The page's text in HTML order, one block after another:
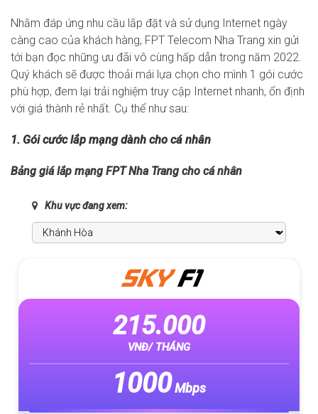
Nhằm đáp ứng nhu cầu lắp đặt và sử dụng Internet ngày
càng cao của khách hàng, FPT Telecom Nha Trang xin gửi
tới bạn đọc những ưu đãi vô cùng hấp dẫn trong năm 2022.
Quý khách sẽ được thoải mái lựa chọn cho mình 1 gói cước
phù hợp, đem lại trải nghiệm truy cập Internet nhanh, ổn định
với giá thành rẻ nhất. Cụ thể như sau:
1. Gói cước lắp mạng dành cho cá nhân
Bảng giá lắp mạng FPT Nha Trang cho cá nhân
Khu vực đang xem:
SKYF1
215.000
VNĐ/ THÁNG
1000Mbps